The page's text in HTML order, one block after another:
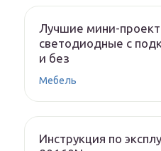
Лучшие мини-
светодиодные с
и без
Мебель
Инструкция по